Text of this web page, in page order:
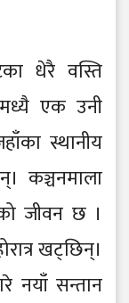
धेरै वस्ति
एक उनी
स्थानीय
कञ्चनमाला
जीवन छ ।
खट्छिन्।
नयाँ सन्तान